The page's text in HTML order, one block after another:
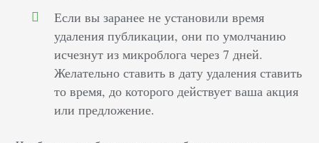
Если вы заранее не установили время
удаления публикации, они по умолчанию
исчезнут из микроблога через 7 дней.
Желательно ставить в дату удаления ставить
то время, до которого действует ваша акция
или предложение.